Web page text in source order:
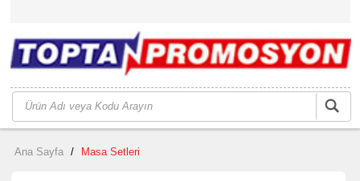
Ana Sayfa / Masa Setleri